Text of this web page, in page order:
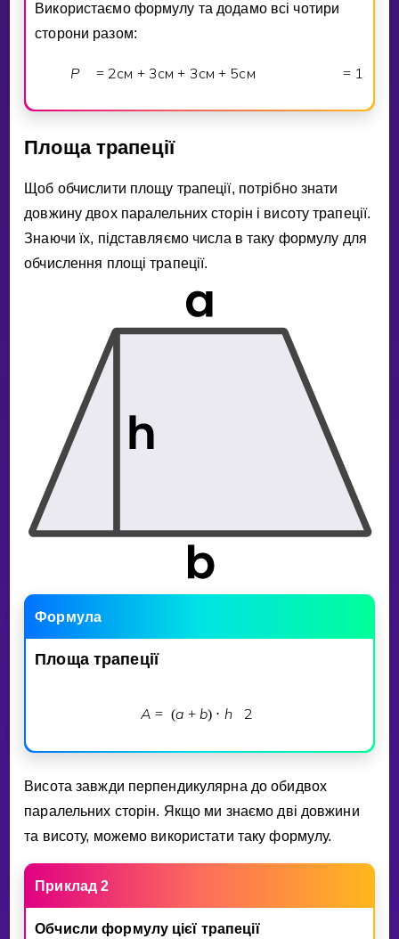
Використаємо формулу та додамо всi чотири
сторони разом:
P = 2см + 3см + 3см + 5см = 13
Площа трапецiї
Щоб обчислити площу трапецiї, потрiбно знати
довжину двох паралельних сторiн i висоту трапецiї.
Знаючи їх, пiдставляємо числа в таку формулу для
обчислення площi трапецiї.
Формула
Площа трапецiї
A = (a + b) ⋅ h 2
Висота завжди перпендикулярна до обидвох
паралельних сторiн. Якщо ми знаємо двi довжини
та висоту, можемо використати таку формулу.
Приклад 2
Обчисли формулу цiєї трапецiї